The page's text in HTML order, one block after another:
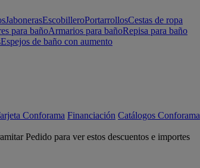
JabonerasEscobilleroPortarrollosCestas de ropa
para bañoArmarios para bañoRepisa para baño
Espejos de baño con aumento
Conforama Financiación Catálogos Conforama
Pedido para ver estos descuentos e importes